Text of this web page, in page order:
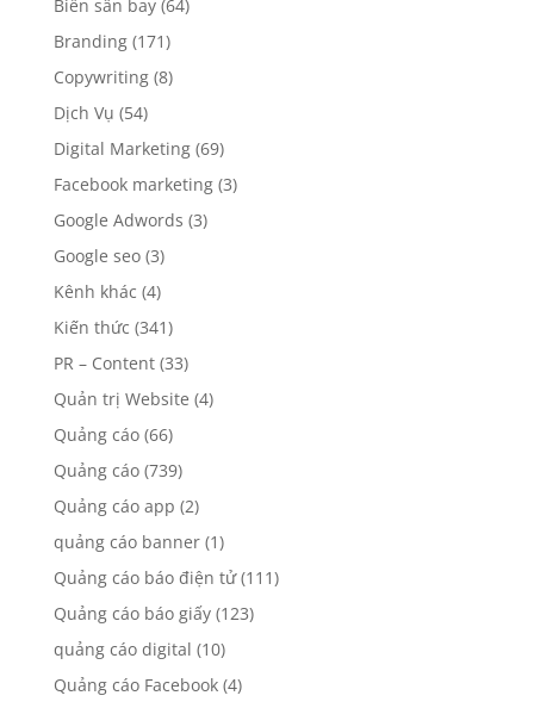
Biển sân bay(64)
Branding(171)
Copywriting(8)
Dịch Vụ (54)
Digital Marketing(69)
Facebook marketing(3)
Google Adwords (3)
Google seo(3)
Kênh khác (4)
Kiến thức (341)
PR – Content(33)
Quản trị Website (4)
Quảng cáo(66)
Quảng cáo(739)
Quảng cáo app (2)
quảng cáo banner(1)
Quảng cáo báo điện tử(111)
Quảng cáo báo giấy(123)
quảng cáo digital (10)
Quảng cáo Facebook(4)